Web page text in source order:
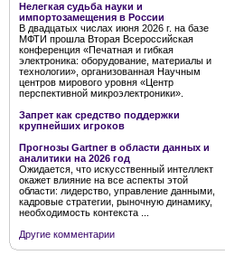
Нелегкая судьба науки и
импортозамещения в России
В двадцатых числах июня 2026 г. на базе
МФТИ прошла Вторая Всероссийская
конференция «Печатная и гибкая
электроника: оборудование, материалы и
технологии», организованная Научным
центров мирового уровня «Центр
перспективной микроэлектроники».
Запрет как средство поддержки
крупнейших игроков
Прогнозы Gartner в области данных и
аналитики на 2026 год
Ожидается, что искусственный интеллект
окажет влияние на все аспекты этой
области: лидерство, управление данными,
кадровые стратегии, рыночную динамику,
необходимость контекста ...
Другие комментарии